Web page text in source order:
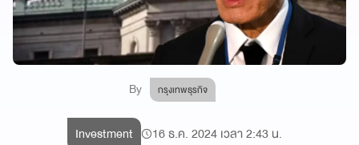
By กรุงเทพธุรกิจ
Investment 16 ธ.ค. 2024 เวลา 2:43 น.